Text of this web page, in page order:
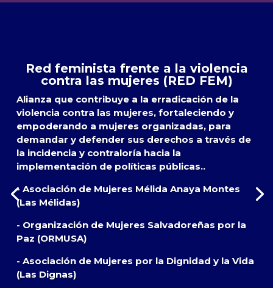
Red feminista frente a la violencia
contra las mujeres (RED FEM)
Alianza que contribuye a la erradicación de la
violencia contra las mujeres, fortaleciendo y
empoderando a mujeres organizadas, para
demandar y defender sus derechos a través de
la incidencia y contraloría hacia la
implementación de políticas públicas..
- Asociación de Mujeres Mélida Anaya Montes
(Las Mélidas)
- Organización de Mujeres Salvadoreñas por la
Paz (ORMUSA)
- Asociación de Mujeres por la Dignidad y la Vida
(Las Dignas)